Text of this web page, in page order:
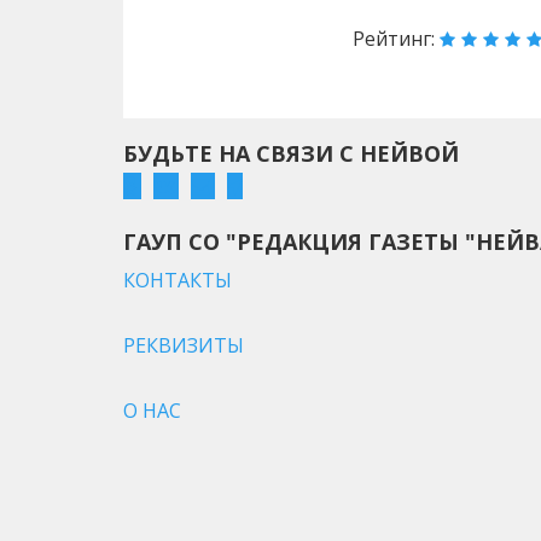
Рейтинг:
БУДЬТЕ НА СВЯЗИ С НЕЙВОЙ
ГАУП СО "РЕДАКЦИЯ ГАЗЕТЫ
КОНТАКТЫ
РЕКВИЗИТЫ
О НАС